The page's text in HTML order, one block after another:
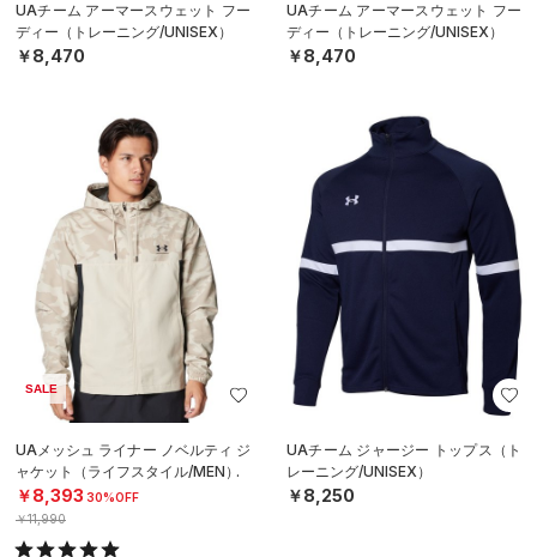
UAチーム アーマースウェット フー
ディー（トレーニング/UNISEX）
￥8,470
UAチーム アーマースウェット フー
ディー（トレーニング/UNISEX）
￥8,470
SALE
UAメッシュ ライナー ノベルティ ジ
ャケット（ライフスタイル/MEN）
￥8,393 30%OFF
￥11,990
UAチーム ジャージー トップス（ト
レーニング/UNISEX）
￥8,250